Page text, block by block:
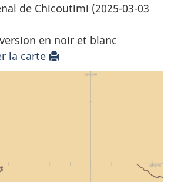
de Chicoutimi (2025-03-03
en noir et blanc
la carte